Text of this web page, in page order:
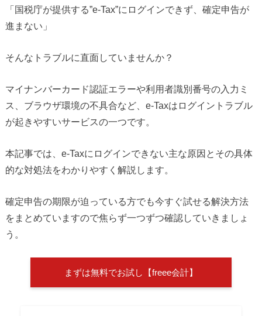
「国税庁が提供する”e-Tax”にログインできず、確定申告が
進まない」
そんなトラブルに直面していませんか？
マイナンバーカード認証エラーや利用者識別番号の入力ミ
ス、ブラウザ環境の不具合など、e-Taxはログイントラブル
が起きやすいサービスの一つです。
本記事では、e-Taxにログインできない主な原因とその具体
的な対処法をわかりやすく解説します。
確定申告の期限が迫っている方でも今すぐ試せる解決方法
をまとめていますので焦らず一つずつ確認していきましょ
う。
まずは無料でお試し【freee会計】